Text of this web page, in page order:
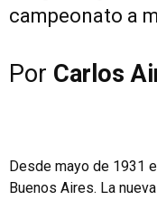
campeonato a
Por Carlos
Desde mayo de 1931
Buenos Aires. La